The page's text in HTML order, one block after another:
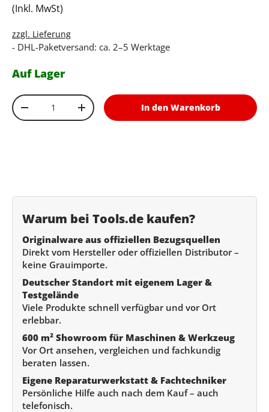
(Inkl. MwSt)
zzgl. Lieferung
- DHL-Paketversand: ca. 2–5 Werktage
Auf Lager
Anzahl
Menge verringernMenge erhöhenIn den Warenkorb
Warum bei Tools.de kaufen?
Originalware aus offiziellen Bezugsquellen
Direkt vom Hersteller oder offiziellen Distributor –
keine Grauimporte.
Deutscher Standort mit eigenem Lager &
Testgelände
Viele Produkte schnell verfügbar und vor Ort
erlebbar.
600 m² Showroom für Maschinen & Werkzeug
Vor Ort ansehen, vergleichen und fachkundig
beraten lassen.
Eigene Reparaturwerkstatt & Fachtechniker
Persönliche Hilfe auch nach dem Kauf – auch
telefonisch.